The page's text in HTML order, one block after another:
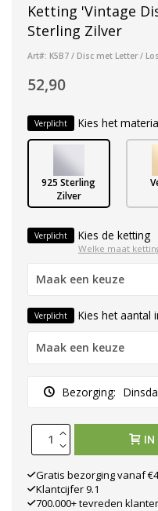
Ketting 'Vintage
Sterling Zilver
Art#: K5B7 / Disc met Letter / Los
52,90
Verplicht Kies het
925 Sterling
Zilver
Verplicht Kies de ketting
Welke maat
Maak een keuze
Verplicht Kies het aantal
Maak een keuze
Bezorging:
IN
Gratis bezorging vanaf
Klantcijfer 9.1
700.000+ tevreden